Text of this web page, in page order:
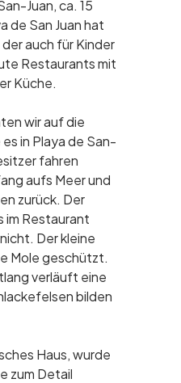
Juan, ca. 15
de San Juan hat
auch für Kinder
Restaurants mit
Küche.
wir auf die
in Playa de San-
fahren
aufs Meer und
zurück. Der
im Restaurant
Der kleine
Mole geschützt.
verläuft eine
bilden
Haus, wurde
zum Detail